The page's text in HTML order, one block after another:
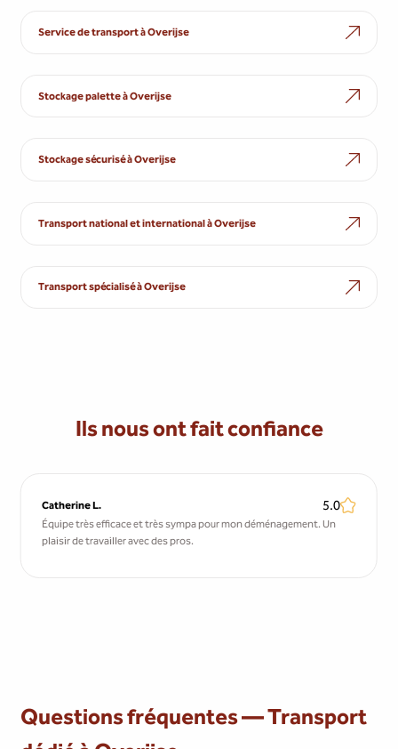
Service de transport à Overijse
Stockage palette à Overijse
Stockage sécurisé à Overijse
Transport national et international à Overijse
Transport spécialisé à Overijse
Ils nous ont fait confiance
Catherine L. 5.0
Équipe très efficace et très sympa pour mon déménagement. Un
plaisir de travailler avec des pros.
Questions fréquentes — Transport